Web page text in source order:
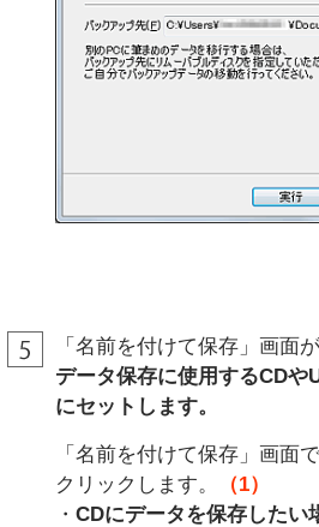
「名前を付けて保存」画面
データ保存に使用するCDや
にセットします。
「名前を付けて保存」画面
クリックします。
（1）
・ CDにデータを保存したい